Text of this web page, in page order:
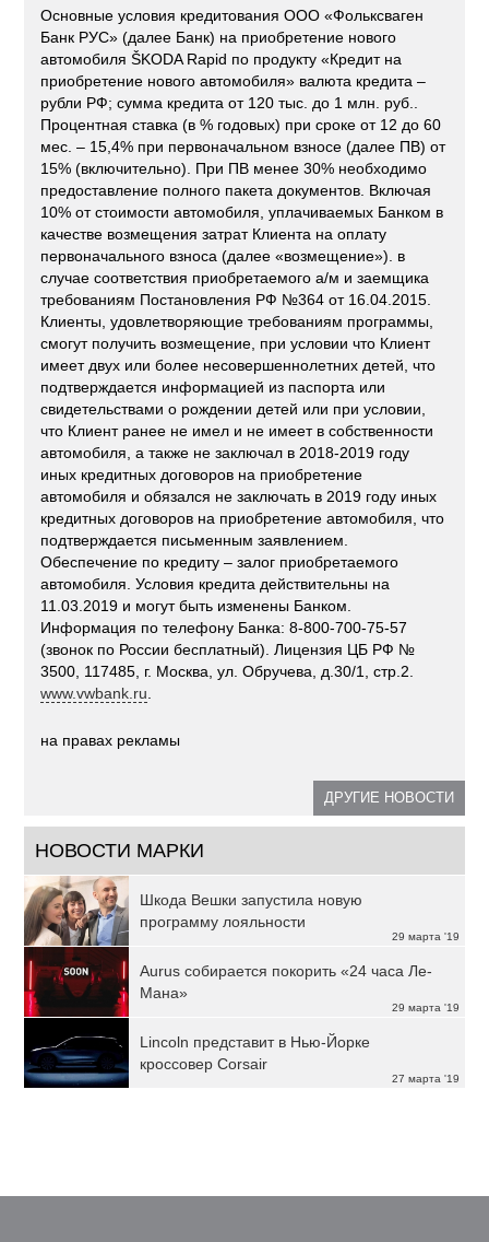
Основные условия кредитования ООО «Фольксваген
Банк РУС» (далее Банк) на приобретение нового
автомобиля ŠKODA Rapid по продукту «Кредит на
приобретение нового автомобиля» валюта кредита –
рубли РФ; сумма кредита от 120 тыс. до 1 млн. руб..
Процентная ставка (в % годовых) при сроке от 12 до 60
мес. – 15,4% при первоначальном взносе (далее ПВ) от
15% (включительно). При ПВ менее 30% необходимо
предоставление полного пакета документов. Включая
10% от стоимости автомобиля, уплачиваемых Банком в
качестве возмещения затрат Клиента на оплату
первоначального взноса (далее «возмещение»). в
случае соответствия приобретаемого а/м и заемщика
требованиям Постановления РФ №364 от 16.04.2015.
Клиенты, удовлетворяющие требованиям программы,
смогут получить возмещение, при условии что Клиент
имеет двух или более несовершеннолетних детей, что
подтверждается информацией из паспорта или
свидетельствами о рождении детей или при условии,
что Клиент ранее не имел и не имеет в собственности
автомобиля, а также не заключал в 2018-2019 году
иных кредитных договоров на приобретение
автомобиля и обязался не заключать в 2019 году иных
кредитных договоров на приобретение автомобиля, что
подтверждается письменным заявлением.
Обеспечение по кредиту – залог приобретаемого
автомобиля. Условия кредита действительны на
11.03.2019 и могут быть изменены Банком.
Информация по телефону Банка: 8-800-700-75-57
(звонок по России бесплатный). Лицензия ЦБ РФ №
3500, 117485, г. Москва, ул. Обручева, д.30/1, стр.2.
www.vwbank.ru
на правах рекламы
ДРУГИЕ НОВОСТИ
НОВОСТИ МАРКИ
29 марта '19
Шкода Вешки запустила новую
программу лояльности
29 марта '19
Aurus собирается покорить «24 часа Ле-
Мана»
27 марта '19
Lincoln представит в Нью-Йорке
кроссовер Corsair